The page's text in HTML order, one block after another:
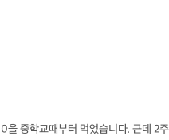
중학교때부터 먹었습니다. 근데 2